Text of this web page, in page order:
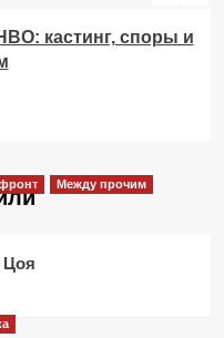
кастинг, споры и
Между прочим
Цоя